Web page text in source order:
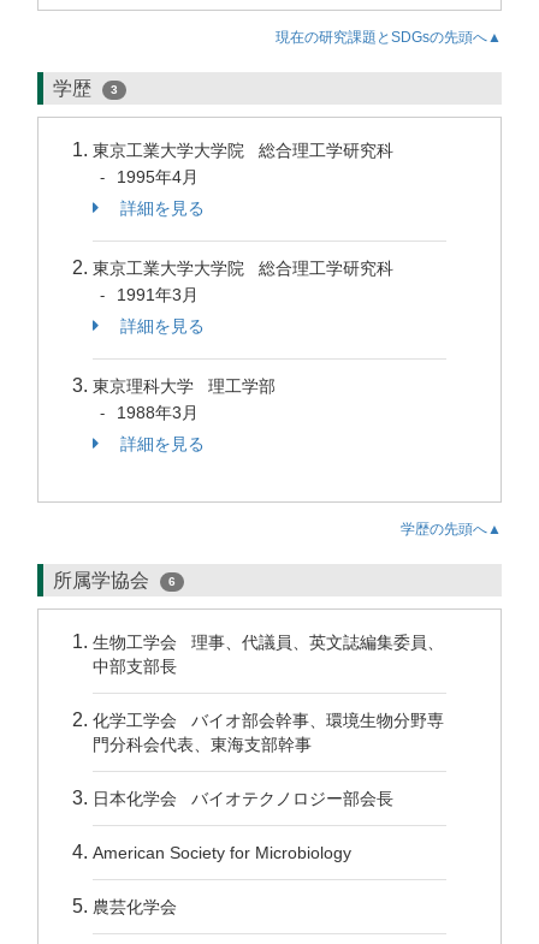
現在の研究課題とSDGsの先頭へ▲
学歴 3
東京工業大学大学院 総合理工学研究科
-
1995年4月
詳細を見る
東京工業大学大学院 総合理工学研究科
-
1991年3月
詳細を見る
東京理科大学 理工学部
-
1988年3月
詳細を見る
学歴の先頭へ▲
所属学協会 6
生物工学会 理事、代議員、英文誌編集委員、
中部支部長
化学工学会 バイオ部会幹事、環境生物分野専
門分科会代表、東海支部幹事
日本化学会 バイオテクノロジー部会長
American Society for Microbiology
農芸化学会